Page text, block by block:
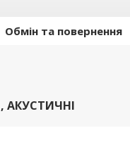
Обмін та повернення
АКУСТИЧНІ